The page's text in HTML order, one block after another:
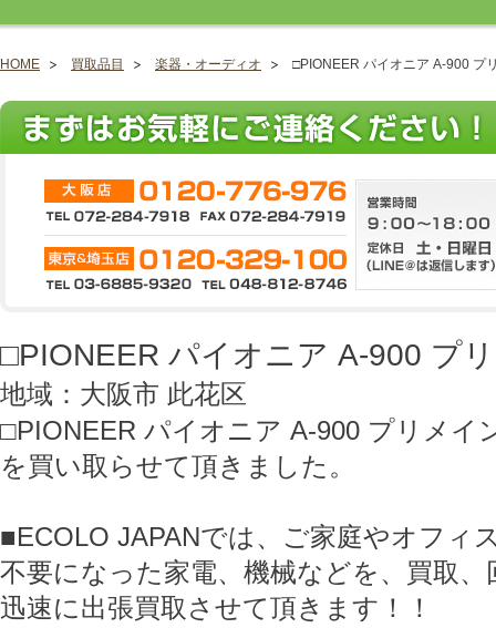
HOME 買取品目 楽器・オーディオ □PIONEER パイオニア A-900 プ
□PIONEER パイオニア A-900 プ
地域：大阪市 此花区
□PIONEER パイオニア A-900 プリメイ
を買い取らせて頂きました。
■ECOLO JAPANでは、ご家庭やオフィ
不要になった家電、機械などを、買取
迅速に出張買取させて頂きます！！